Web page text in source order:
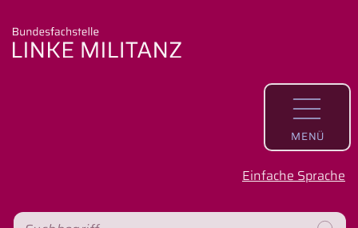
Einfache Sprache
MENÜ